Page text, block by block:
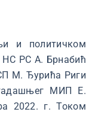
и политичком
НС РС А. Брнабић
М. Ђурића Риги
МИП Е.
2022. г. Током